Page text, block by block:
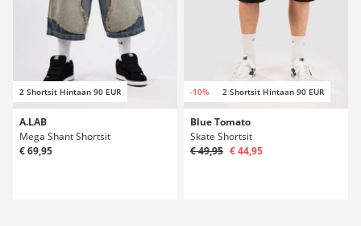
2 Shortsit Hintaan 90 EUR
A.LAB
Mega Shant Shortsit
€ 69,95
-10% 2 Shortsit Hintaan 90 EUR
Blue Tomato
Skate Shortsit
€ 49,95 € 44,95